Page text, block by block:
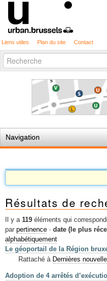
Liens utiles Plan du site Contact
Chercher par
Recherche
avancée…
Navigation
Règles du jeu
Permis d'urbanisme
Cartographie
Etudes et publications
Mots-clés
Renseignements urbanistiques
Résultats de
Il y a 119 éléments qui
par pertinence · date (le plus
alphabétiquement
Le géoportail de la Région
Rattaché à Dernières
Adoption de 4 arrêtés